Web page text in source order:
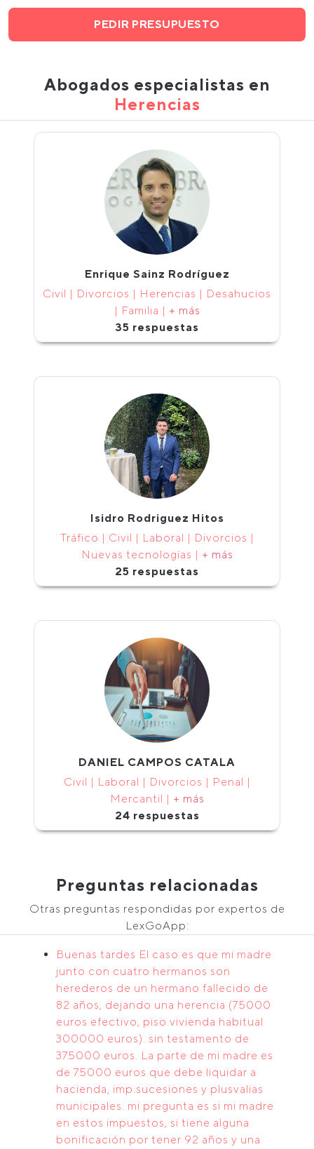
PEDIR PRESUPUESTO
Abogados especialistas en
Herencias
Enrique Sainz Rodríguez
Civil | Divorcios | Herencias | Desahucios
| Familia | + más
35 respuestas
Isidro Rodriguez Hitos
Tráfico | Civil | Laboral | Divorcios |
Nuevas tecnologías | + más
25 respuestas
DANIEL CAMPOS CATALA
Civil | Laboral | Divorcios | Penal |
Mercantil | + más
24 respuestas
Preguntas relacionadas
Otras preguntas respondidas por expertos de
LexGoApp:
Buenas tardes El caso es que mi madre
junto con cuatro hermanos son
herederos de un hermano fallecido de
82 años, dejando una herencia (75000
euros efectivo, piso vivienda habitual
300000 euros). sin testamento de
375000 euros. La parte de mi madre es
de 75000 euros que debe liquidar a
hacienda, imp.sucesiones y plusvalias
municipales. mi pregunta es si mi madre
en estos impuestos, si tiene alguna
bonificación por tener 92 años y una